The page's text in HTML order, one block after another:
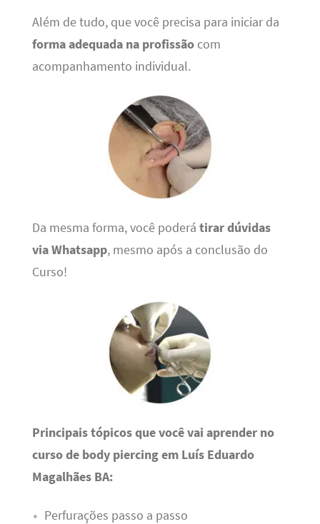
Além de tudo, que você precisa para iniciar da
forma adequada na profissãocom
acompanhamento individual.
Da mesma forma, você poderá tirar dúvidas
via Whatsapp, mesmo após a conclusão do
Curso!
Principais tópicos que você vai aprender no
curso de body piercing em Luís Eduardo
Magalhães BA:
Perfurações passo a passo